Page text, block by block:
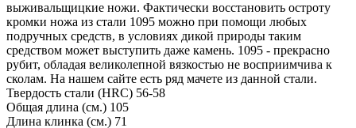
выживальщицкие ножи. Фактически восстановить остроту
кромки ножа из стали 1095 можно при помощи любых
подручных средств, в условиях дикой природы таким
средством может выступить даже камень. 1095 - прекрасно
рубит, обладая великолепной вязкостью не восприимчива к
сколам. На нашем сайте есть ряд мачете из данной стали.
Твердость стали (HRC) 56-58
Общая длина (см.) 105
Длина клинка (см.) 71